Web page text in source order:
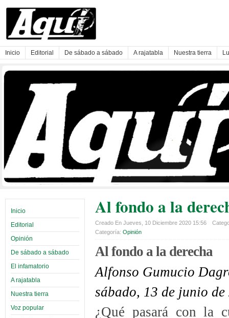
Inicio Editorial De sábado a sábado A rajatabla Nuestra tierra
Inicio
Editorial
Opinión
De sábado a sábado
El infamatorio
A rajatabla
Nuestra tierra
Voz popular
Al fondo a la
Creado En Jueves, 10 Diciembre 2020 15:56
Categoría: Opinión
Al fondo a la derecha
Alfonso Gumucio
sábado, 13 de junio de
¿Qué pasará con la